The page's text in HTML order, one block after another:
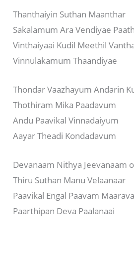
Thanthaiyin Suthan Maanthar
Sakalamum Ara Vendiyae
Vinthaiyaai Kudil Meethil
Vinnulakamum Thaandiyae
Thondar Vaazhayum Andarin
Thothiram Mika Paadavum
Andu Paavikal Vinnadaiyum
Aayar Theadi Kondadavum
Devanaam Nithya Jeevanaam
Thiru Suthan Manu Velaanaar
Paavikal Engal Paavam
Paarthipan Deva Paalanaai